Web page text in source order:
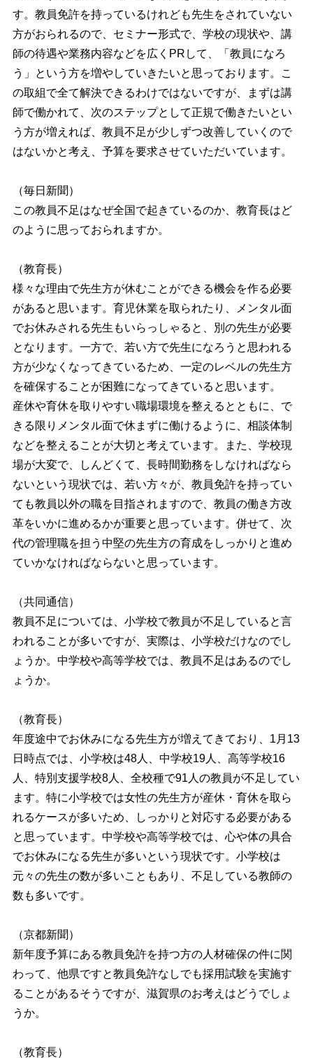
す。教員免許を持っているけれども先生をされていない
方がおられるので、セミナー形式で、学校の現状や、講
師の待遇や業務内容などを広くPRして、「教員になろ
う」という方を増やしていきたいと思っております。こ
の取組で全て解決できるわけではないですが、まずは講
師で働かれて、次のステップとして正規で働きたいとい
う方が増えれば、教員不足が少しずつ改善していくので
はないかと考え、予算を要求させていただいています。
（毎日新聞）
この教員不足はなぜ全国で起きているのか、教育長はど
のように思っておられますか。
（教育長）
様々な理由で先生方が休むことができる機会を作る必要
があると思います。育児休業を取られたり、メンタル面
でお休みされる先生もいらっしゃると、別の先生が必要
となります。一方で、若い方で先生になろうと思われる
方が少なくなってきているため、一定のレベルの先生方
を確保することが困難になってきていると思います。
産休や育休を取りやすい職場環境を整えるとともに、で
きる限りメンタル面で休まずに働けるように、相談体制
などを整えることが大切と考えています。また、学校現
場が大変で、しんどくて、長時間勤務をしなければなら
ないという現状では、若い方々が、教員免許を持ってい
ても教員以外の職を目指されますので、教員の働き方改
革をいかに進めるかが重要と思っています。併せて、次
代の管理職を担う中堅の先生方の育成をしっかりと進め
ていかなければならないと思っています。
（共同通信）
教員不足については、小学校で教員が不足していると言
われることが多いですが、実際は、小学校だけなのでし
ょうか。中学校や高等学校では、教員不足はあるのでし
ょうか。
（教育長）
年度途中でお休みになる先生方が増えてきており、1月13
日時点では、小学校は48人、中学校19人、高等学校16
人、特別支援学校8人、全校種で91人の教員が不足してい
ます。特に小学校では女性の先生方が産休・育休を取ら
れるケースが多いため、しっかりと対応する必要がある
と思っています。中学校や高等学校では、心や体の具合
でお休みになる先生が多いという現状です。小学校は
元々の先生の数が多いこともあり、不足している教師の
数も多いです。
（京都新聞）
新年度予算にある教員免許を持つ方の人材確保の件に関
わって、他県ですと教員免許なしでも採用試験を実施す
ることがあるそうですが、滋賀県のお考えはどうでしょ
うか。
（教育長）